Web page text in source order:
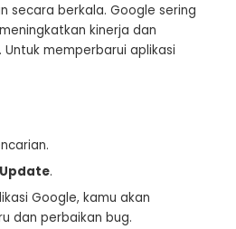
secara berkala. Google sering
kinerja dan
memperbarui aplikasi
Update.
Google, kamu akan
dan perbaikan bug.